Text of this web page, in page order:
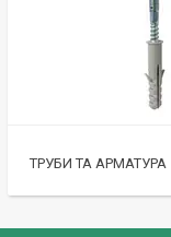
ТРУБИ ТА АРМАТУРА